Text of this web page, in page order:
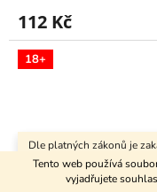
Tento web používá
vyjadřujete
Dle platných zákonů je
kuřáckých pomůcek
112 Kč
18+